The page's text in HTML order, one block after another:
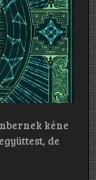
kéne
de